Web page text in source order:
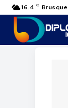
16.4 C Brusque